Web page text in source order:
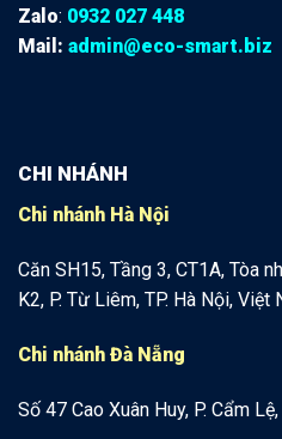
Zalo: 0932 027 448
Mail: admin@eco-smart.biz
CHI NHÁNH
Chi nhánh Hà Nội
Căn SH15, Tầng 3, CT1A, Tòa
K2, P. Từ Liêm, TP. Hà Nội, Việt
Chi nhánh Đà Nẵng
Số 47 Cao Xuân Huy, P. Cẩm